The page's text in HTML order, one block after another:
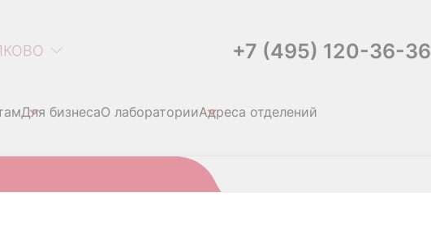
+7 (495) 120-36-36
Для бизнесаО лабораторииАдреса отделений